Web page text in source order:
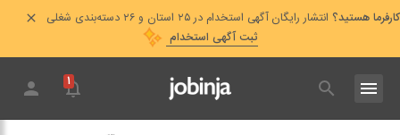
کارفرما هستید؟ انتشار رایگان آگهی استخدام در ۲۵ استان و ۲۶ دسته‌بندی شغلی
ثبت آگهی استخدام
۱